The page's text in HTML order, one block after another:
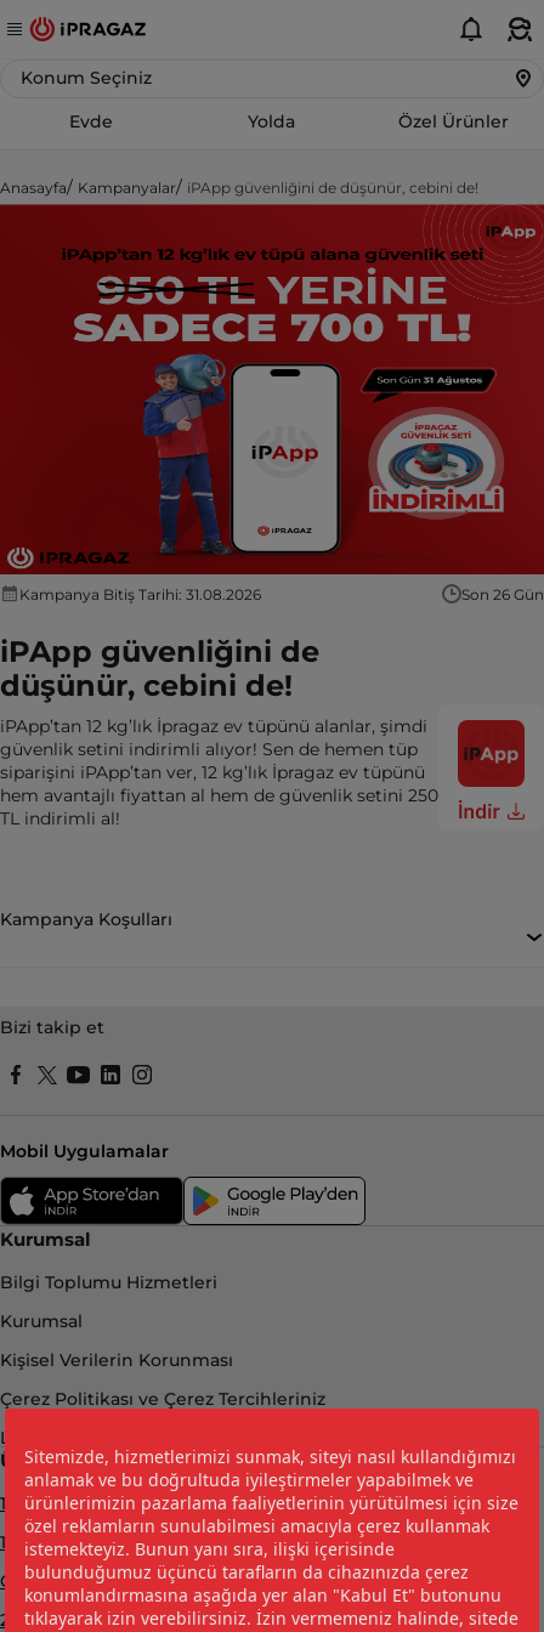
Evde Yolda Özel Ürünler
Konum Seçiniz
Anasayfa Kampanyalar iPApp güvenliğini de düşünür, cebini de!
Kampanya Bitiş Tarihi: 31.08.2026 Son 26 Gün
iPApp güvenliğini de
düşünür, cebini de!
iPApp’tan 12 kg’lık İpragaz ev tüpünü alanlar, şimdi
güvenlik setini indirimli alıyor! Sen de hemen tüp
siparişini iPApp’tan ver, 12 kg’lık İpragaz ev tüpünü
hem avantajlı fiyattan al hem de güvenlik setini 250
TL indirimli al!
Kampanya Koşulları
Bizi takip et
Mobil Uygulamalar
Kurumsal
Bilgi Toplumu Hizmetleri
Kurumsal
Kişisel Verilerin Korunması
Çerez Politikası ve Çerez Tercihleriniz
LPG Yakıt Tasarrufu Hesaplama
Ürünler
12 KG - Şişman Tüp
12 KG - Uzun Tüp
Güvenlik Seti
2 KG - Geniş Çember Piknik Tüpü